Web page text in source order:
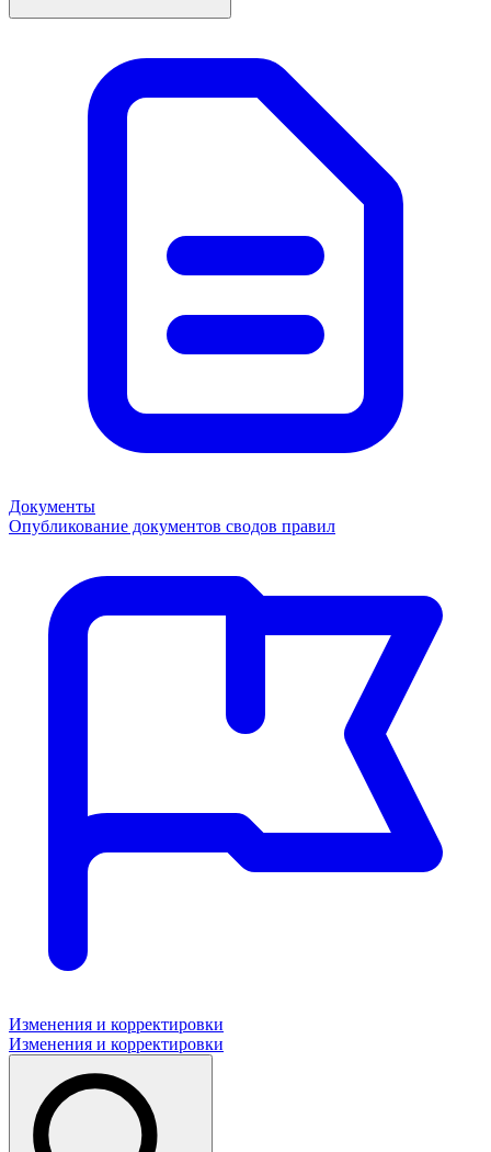
Документы
Опубликование документов сводов правил
Изменения и корректировки
Изменения и корректировки